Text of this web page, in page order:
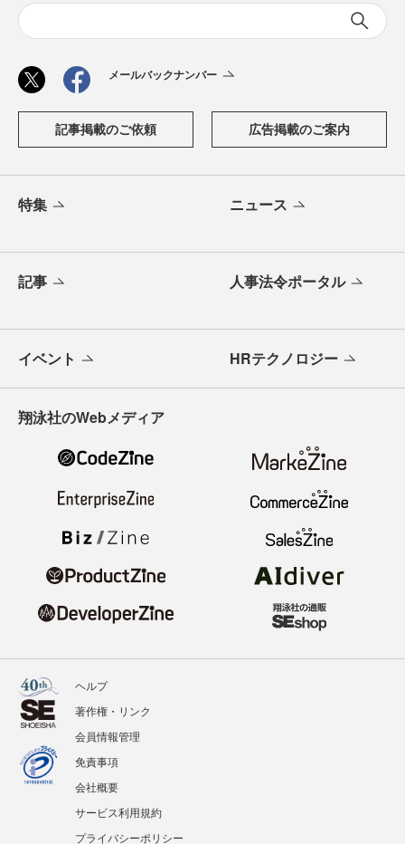
メールバックナンバー
記事掲載のご依頼 広告掲載のご案内
特集 ニュース
記事 人事法令ポータル
イベント HRテクノロジー
翔泳社のWebメディア
ヘルプ
著作権・リンク
会員情報管理
免責事項
会社概要
サービス利用規約
プライバシーポリシー